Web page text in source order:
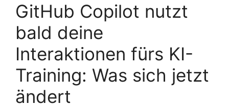
GitHub Copilot nutzt
bald deine
Interaktionen fürs KI-
Training: Was sich jetzt
ändert